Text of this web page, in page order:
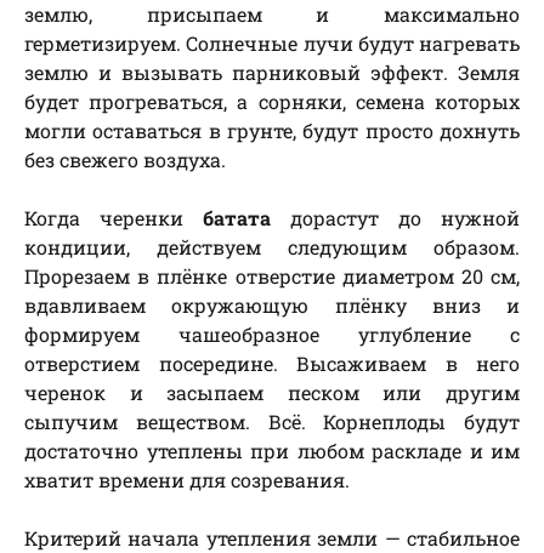
землю, присыпаем и максимально
герметизируем. Солнечные лучи будут нагревать
землю и вызывать парниковый эффект. Земля
будет прогреваться, а сорняки, семена которых
могли оставаться в грунте, будут просто дохнуть
без свежего воздуха.
Когда черенки батата дорастут до нужной
кондиции, действуем следующим образом.
Прорезаем в плёнке отверстие диаметром 20 см,
вдавливаем окружающую плёнку вниз и
формируем чашеобразное углубление с
отверстием посередине. Высаживаем в него
черенок и засыпаем песком или другим
сыпучим веществом. Всё. Корнеплоды будут
достаточно утеплены при любом раскладе и им
хватит времени для созревания.
Критерий начала утепления земли — стабильное